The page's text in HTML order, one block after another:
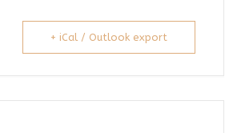
+ iCal / Outlook export